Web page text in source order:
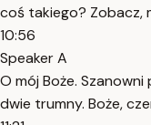
coś takiego? Zobacz,
10:56
Speaker A
O mój Boże.
dwie trumny. Boże,